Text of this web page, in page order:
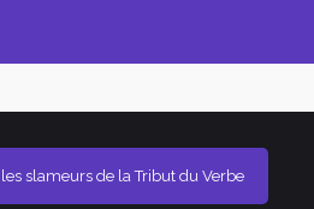
slameurs de la Tribut du Verbe